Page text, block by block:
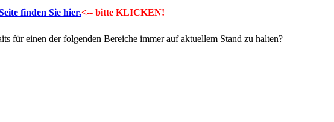
finden Sie hier.<-- bitte KLICKEN!
für einen der folgenden Bereiche immer auf aktuellem Stand zu halten?